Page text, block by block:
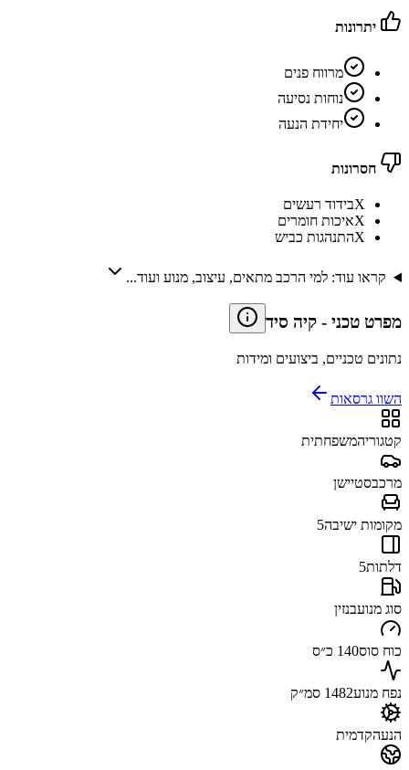
יתרונות
מרווח פנים
נוחות נסיעה
יחידת הנעה
חסרונות
Xבידוד רעשים
Xאיכות חומרים
Xהתנהגות כביש
קראו עוד: למי הרכב מתאים, עיצוב, מנוע ועוד...
מפרט טכני - קיה סיד
נתונים טכניים, ביצועים ומידות
השוו גרסאות
קטגוריהמשפחתית
מרכבסטיישן
מקומות ישיבה5
דלתות5
סוג מנועבנזין
כוח סוס140 כ״ס
נפח מנוע1482 סמ״ק
הנעהקדמית